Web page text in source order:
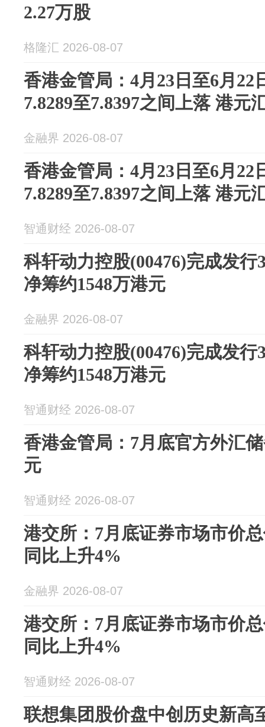
2.27万股
格隆汇 2026-08-07
香港金管局：4月23日至6月22
7.8289至7.8397之间上落 港元
金融界 2026-08-07
香港金管局：4月23日至6月22
7.8289至7.8397之间上落 港元
智通财经 2026-08-07
科轩动力控股(00476)完成发行
净筹约1548万港元
金融界 2026-08-07
科轩动力控股(00476)完成发行
净筹约1548万港元
智通财经 2026-08-07
香港金管局：7月底官方外汇
元
智通财经 2026-08-07
港交所：7月底证券市场市价
同比上升4%
金融界 2026-08-07
港交所：7月底证券市场市价
同比上升4%
智通财经 2026-08-07
联想集团股价盘中创历史新高